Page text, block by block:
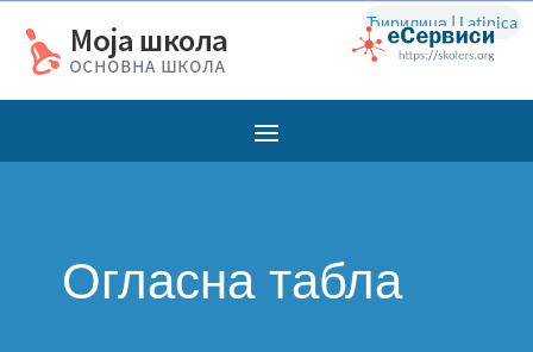
Ћирилица | Latinica
Огласна табла